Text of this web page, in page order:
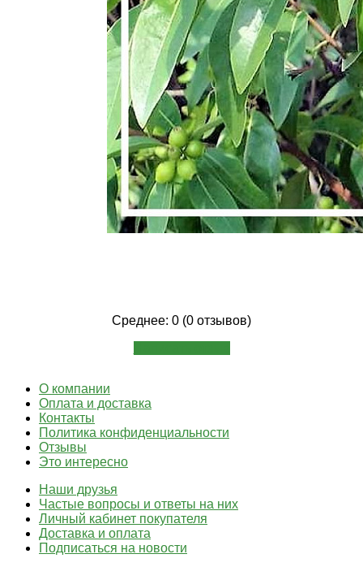
Среднее: 0 (0 отзывов)
О компании
Оплата и доставка
Контакты
Политика конфиденциальности
Отзывы
Это интересно
Наши друзья
Частые вопросы и ответы на них
Личный кабинет покупателя
Доставка и оплата
Подписаться на новости